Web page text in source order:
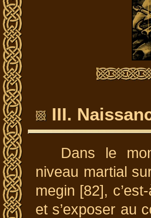
III.
Dans le
niveau martial
megin [82],
et s’exposer au